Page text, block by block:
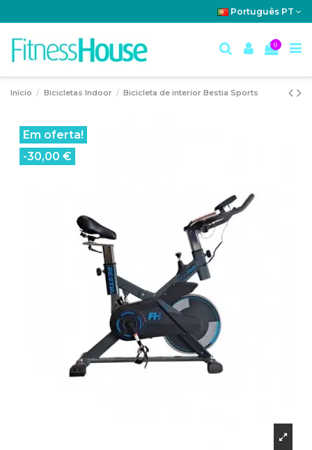
Português PT
0
Início Bicicletas Indoor Bicicleta de interior Bestia Sports
Em oferta!
-30,00 €